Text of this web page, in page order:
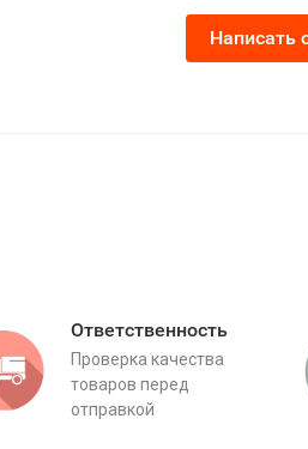
Написать
Ответственность
Проверка качества
товаров перед
отправкой